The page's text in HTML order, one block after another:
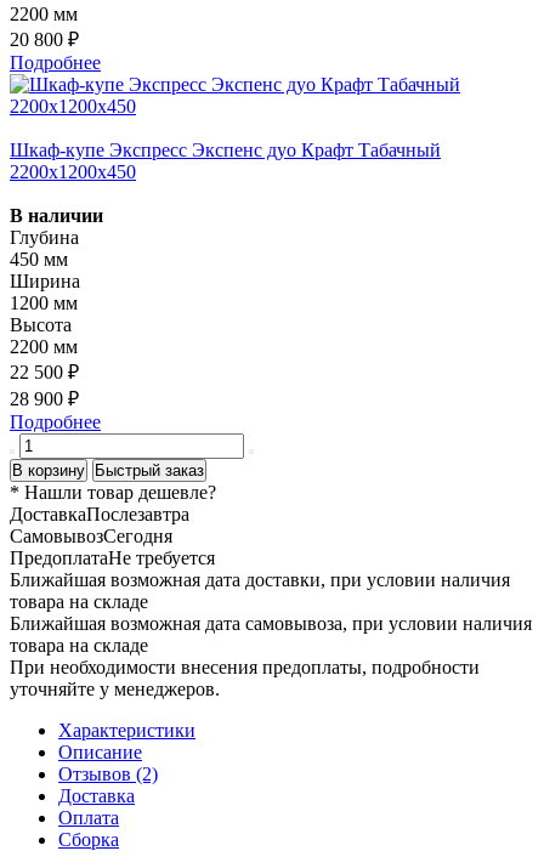
2200 мм
20 800 ₽
Подробнее
Шкаф-купе Экспресс Экспенс дуо Крафт Табачный
2200х1200х450
В наличии
Глубина
450 мм
Ширина
1200 мм
Высота
2200 мм
22 500 ₽
28 900 ₽
Подробнее
В корзину Быстрый заказ
* Нашли товар дешевле?
ДоставкаПослезавтра
СамовывозСегодня
ПредоплатаНе требуется
Ближайшая возможная дата доставки, при условии наличия
товара на складе
Ближайшая возможная дата самовывоза, при условии наличия
товара на складе
При необходимости внесения предоплаты, подробности
уточняйте у менеджеров.
Характеристики
Описание
Отзывов (2)
Доставка
Оплата
Сборка